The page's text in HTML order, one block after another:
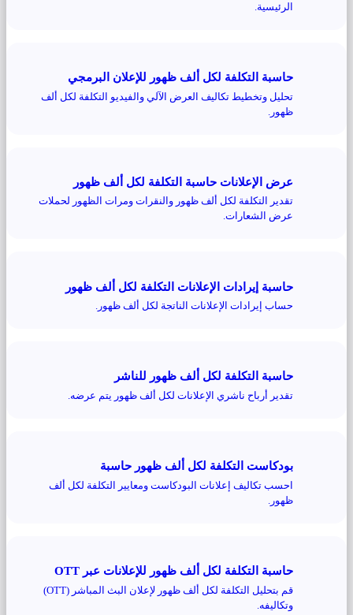
الرئيسية.
حاسبة التكلفة لكل ألف ظهور للإعلان البرمجي
تحليل وتخطيط تكاليف العرض الآلي والفيديو التكلفة لكل ألف
ظهور.
عرض الإعلانات حاسبة التكلفة لكل ألف ظهور
تقدير التكلفة لكل ألف ظهور والنقرات ومرات الظهور لحملات
عرض الشعارات.
حاسبة إيرادات الإعلانات التكلفة لكل ألف ظهور
حساب إيرادات الإعلانات الناتجة لكل ألف ظهور.
حاسبة التكلفة لكل ألف ظهور للناشر
تقدير أرباح ناشري الإعلانات لكل ألف ظهور يتم عرضه.
بودكاست التكلفة لكل ألف ظهور حاسبة
احسب تكاليف إعلانات البودكاست ومعايير التكلفة لكل ألف
ظهور.
حاسبة التكلفة لكل ألف ظهور للإعلانات عبر OTT
قم بتحليل التكلفة لكل ألف ظهور لإعلان البث المباشر (OTT)
وتكاليفه.